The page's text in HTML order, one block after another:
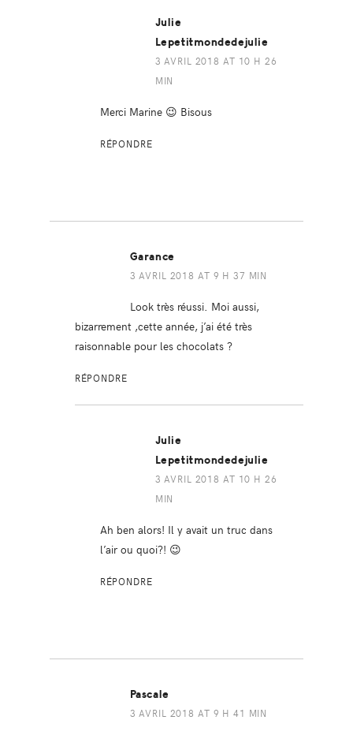
Julie
Lepetitmondedejulie
3 AVRIL 2018 AT 10 H 26
MIN
Merci Marine 😉 Bisous
RÉPONDRE
Garance
3 AVRIL 2018 AT 9 H 37 MIN
Look très réussi. Moi aussi,
bizarrement ,cette année, j’ai été très
raisonnable pour les chocolats ?
RÉPONDRE
Julie
Lepetitmondedejulie
3 AVRIL 2018 AT 10 H 26
MIN
Ah ben alors! Il y avait un truc dans
l’air ou quoi?! 😉
RÉPONDRE
Pascale
3 AVRIL 2018 AT 9 H 41 MIN